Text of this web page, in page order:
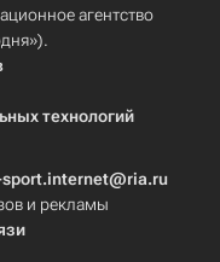
агентство
технологий
sport.internet@ria.ru
и рекламы